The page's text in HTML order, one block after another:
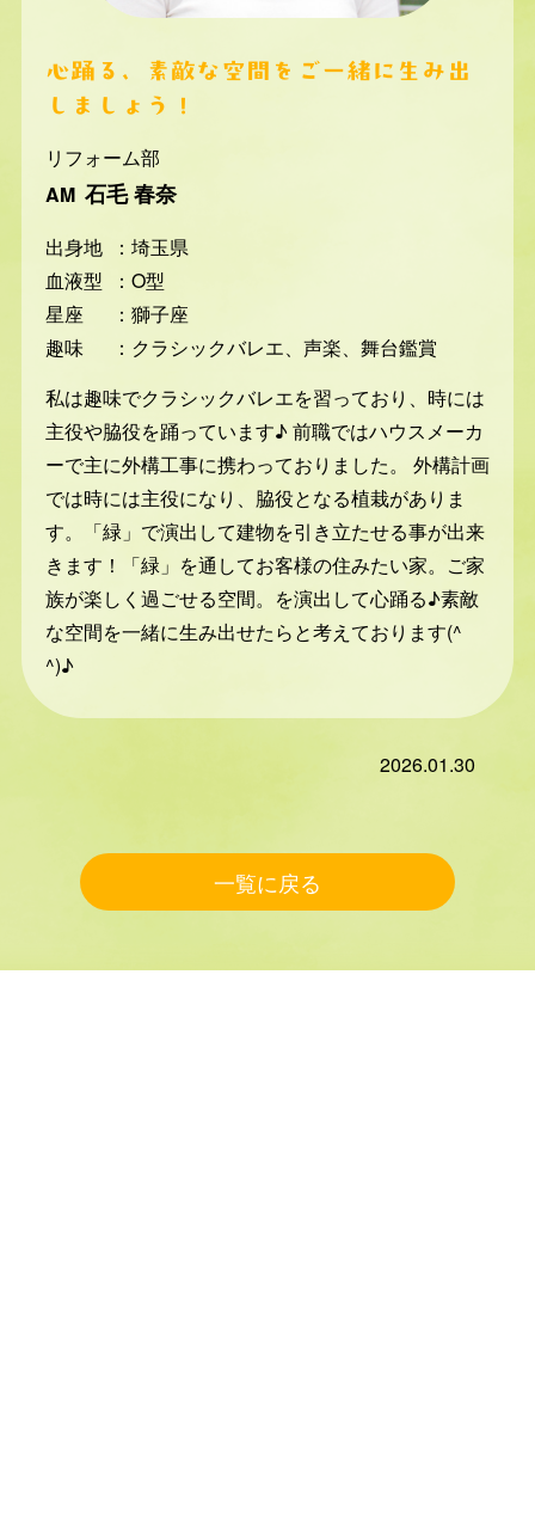
心踊る、素敵な空間をご一緒に生み出
しましょう！
リフォーム部
AM 石毛 春奈
出身地
：埼玉県
血液型
：O型
星座
：獅子座
趣味
：クラシックバレエ、声楽、舞台鑑賞
私は趣味でクラシックバレエを習っており、時には
主役や脇役を踊っています♪ 前職ではハウスメーカ
ーで主に外構工事に携わっておりました。 外構計画
では時には主役になり、脇役となる植栽がありま
す。「緑」で演出して建物を引き立たせる事が出来
きます！「緑」を通してお客様の住みたい家。ご家
族が楽しく過ごせる空間。を演出して心踊る♪素敵
な空間を一緒に生み出せたらと考えております(^
^)♪
2026.01.30
一覧に戻る